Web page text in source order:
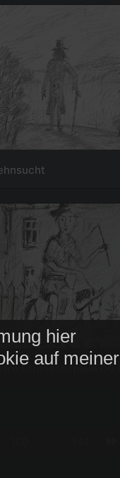
hier
auf
Strassenspiele 003